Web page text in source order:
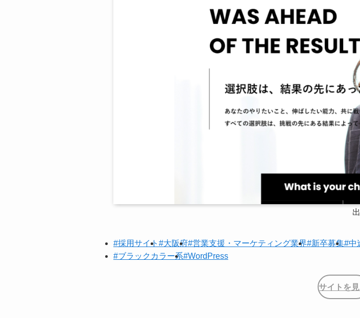
#採用サイト #大阪府#営業支援・マーケティング業界#新卒募集#中
#ブラックカラー系#WordPress
サイトを